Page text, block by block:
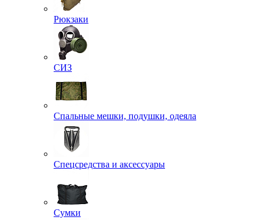
Рюкзаки
СИЗ
Спальные мешки, подушки, одеяла
Спецсредства и аксессуары
Сумки